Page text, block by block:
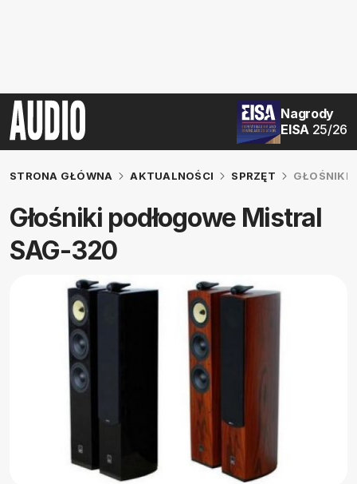
Nagrody
EISA 25/26
STRONA GŁÓWNA AKTUALNOŚCI SPRZĘT GŁOŚNIKI
Głośniki podłogowe Mistral
SAG-320